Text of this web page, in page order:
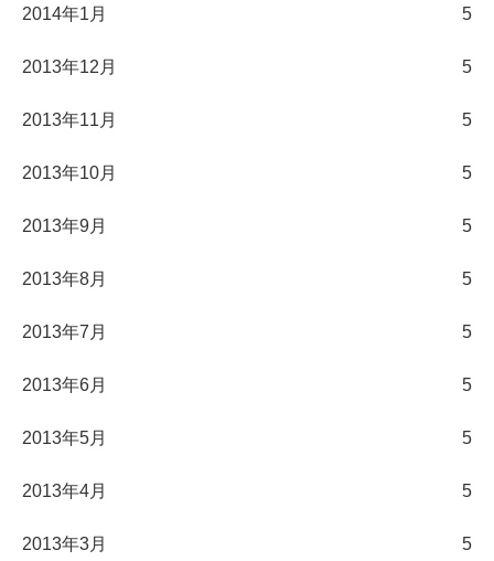
2014年1月 5
2013年12月 5
2013年11月 5
2013年10月 5
2013年9月 5
2013年8月 5
2013年7月 5
2013年6月 5
2013年5月 5
2013年4月 5
2013年3月 5